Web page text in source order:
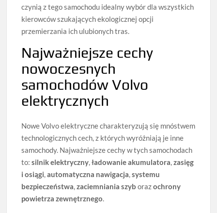
czynią z tego samochodu idealny wybór dla wszystkich
kierowców szukających ekologicznej opcji
przemierzania ich ulubionych tras.
Najważniejsze cechy
nowoczesnych
samochodów Volvo
elektrycznych
Nowe Volvo elektryczne charakteryzują się mnóstwem
technologicznych cech, z których wyróżniają je inne
samochody. Najważniejsze cechy w tych samochodach
to:silnik elektryczny,ładowanie akumulatora,zasięg
i osiągi,automatyczna nawigacja,systemu
bezpieczeństwa,zaciemniania szyb orazochrony
powietrza zewnętrznego.